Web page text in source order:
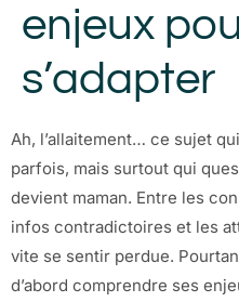
enjeux
s’adapter
Ah, l’allaitement… ce sujet
parfois, mais surtout qui
devient maman. Entre les
infos contradictoires et les
vite se sentir perdue.
d’abord comprendre ses